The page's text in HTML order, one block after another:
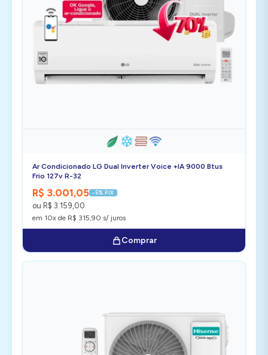
Ar Condicionado LG Dual Inverter Voice +IA 9000 Btus
Frio 127v R-32
R$ 3.001,05 -5% PIX
ou R$ 3.159,00
em 10x de R$ 315,90 s/ juros
Comprar